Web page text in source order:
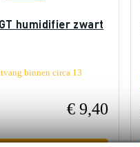
humidifier zwart
binnen circa 13
€ 9,40